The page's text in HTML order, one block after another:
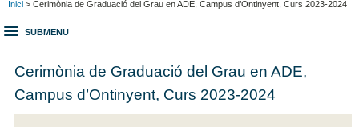
Inici > Cerimònia de Graduació del Grau en ADE, Campus d’Ontinyent, Curs 2023-2024
SUBMENU
Cerimònia de Graduació del Grau en ADE,
Campus d’Ontinyent, Curs 2023-2024